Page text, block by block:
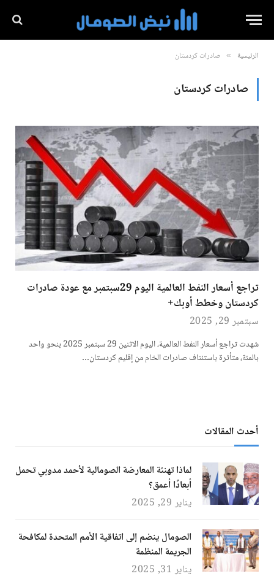
الرئيسية » صادرات كردستان
صادرات كردستان
تراجع أسعار النفط العالمية اليوم 29سبتمبر مع عودة صادرات
كردستان وخطط أوبك+
سبتمبر 29, 2025
شهدت تراجع أسعار النفط العالمية، اليوم الاثنين 29 سبتمبر 2025 بنحو واحد
بالمئة، متأثرة باستئناف صادرات الخام من إقليم كردستان…
أحدث المقالات
لماذا تهنئة المعارضة الصومالية لأحمد مدوبي تحمل
أبعادًا أعمق؟
يناير 29, 2025
الصومال ينضم إلى اتفاقية الأمم المتحدة لمكافحة
الجريمة المنظمة
يناير 31, 2025